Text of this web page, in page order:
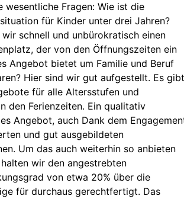
wesentliche Fragen: Wie ist die
für Kinder unter drei Jahren?
wir schnell und unbürokratisch einen
der von den Öffnungszeiten ein
Angebot bietet um Familie und Beruf
Hier sind wir gut aufgestellt. Es gibt
für alle Altersstufen und
den Ferienzeiten. Ein qualitativ
Angebot, auch Dank dem
und gut ausgebildeten
Um das auch weiterhin so anbieten
wir den angestrebten
von etwa 20% über die
für durchaus gerechtfertigt. Das